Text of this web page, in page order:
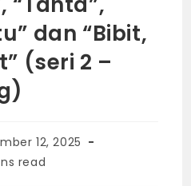
dan “Bibit,
(seri 2 –
12, 2025
read